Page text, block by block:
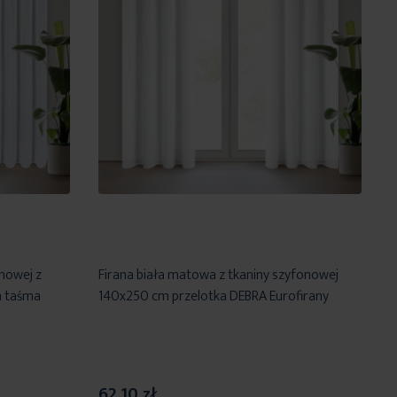
z
taśma
Firana biała matowa z tkaniny szyfonowej
140x250 cm przelotka DEBRA Eurofirany